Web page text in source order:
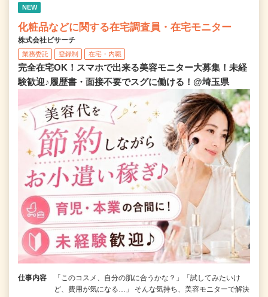
NEW
化粧品などに関する在宅調査員・在宅モニター
株式会社ビサーチ
業務委託 登録制 在宅・内職
完全在宅OK！スマホで出来る美容モニター大募集！未経
験歓迎♪履歴書・面接不要でスグに働ける！@埼玉県
仕事内容
「このコスメ、自分の肌に合うかな？」「試してみたいけ
ど、費用が気になる…」 そんな気持ち、美容モニターで解決